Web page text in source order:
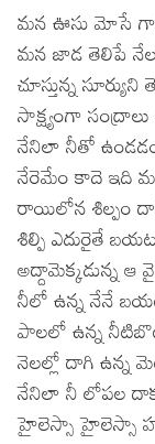
మన ఊసు మోసే
మన జాడ తెలిపే
చూస్తున్న
సాక్ష్యంగా
నేనిలా నీతో
నేరెమేం కాదె ఇది
రాయిలోన శిల్పం
శిల్పి ఎదురైతే
అద్దామెక్కడున్న ఆ
నీలో ఉన్న నేనే
పాలలో ఉన్న
నెలల్లో దాగి ఉన్న
నేనిలా నీ లోపల
హైలెస్సా